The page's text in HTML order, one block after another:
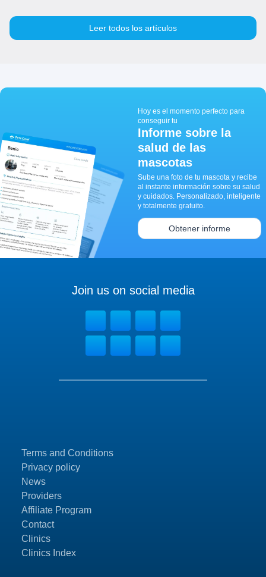
Leer todos los artículos
Hoy es el momento perfecto para
conseguir tu
Informe sobre la
salud de las
mascotas
Sube una foto de tu mascota y recibe
al instante información sobre su salud
y cuidados. Personalizado, inteligente
y totalmente gratuito.
Obtener informe
Terms and Conditions
Privacy policy
News
Providers
Affiliate Program
Contact
Clinics
Clinics Index
Join us on social media